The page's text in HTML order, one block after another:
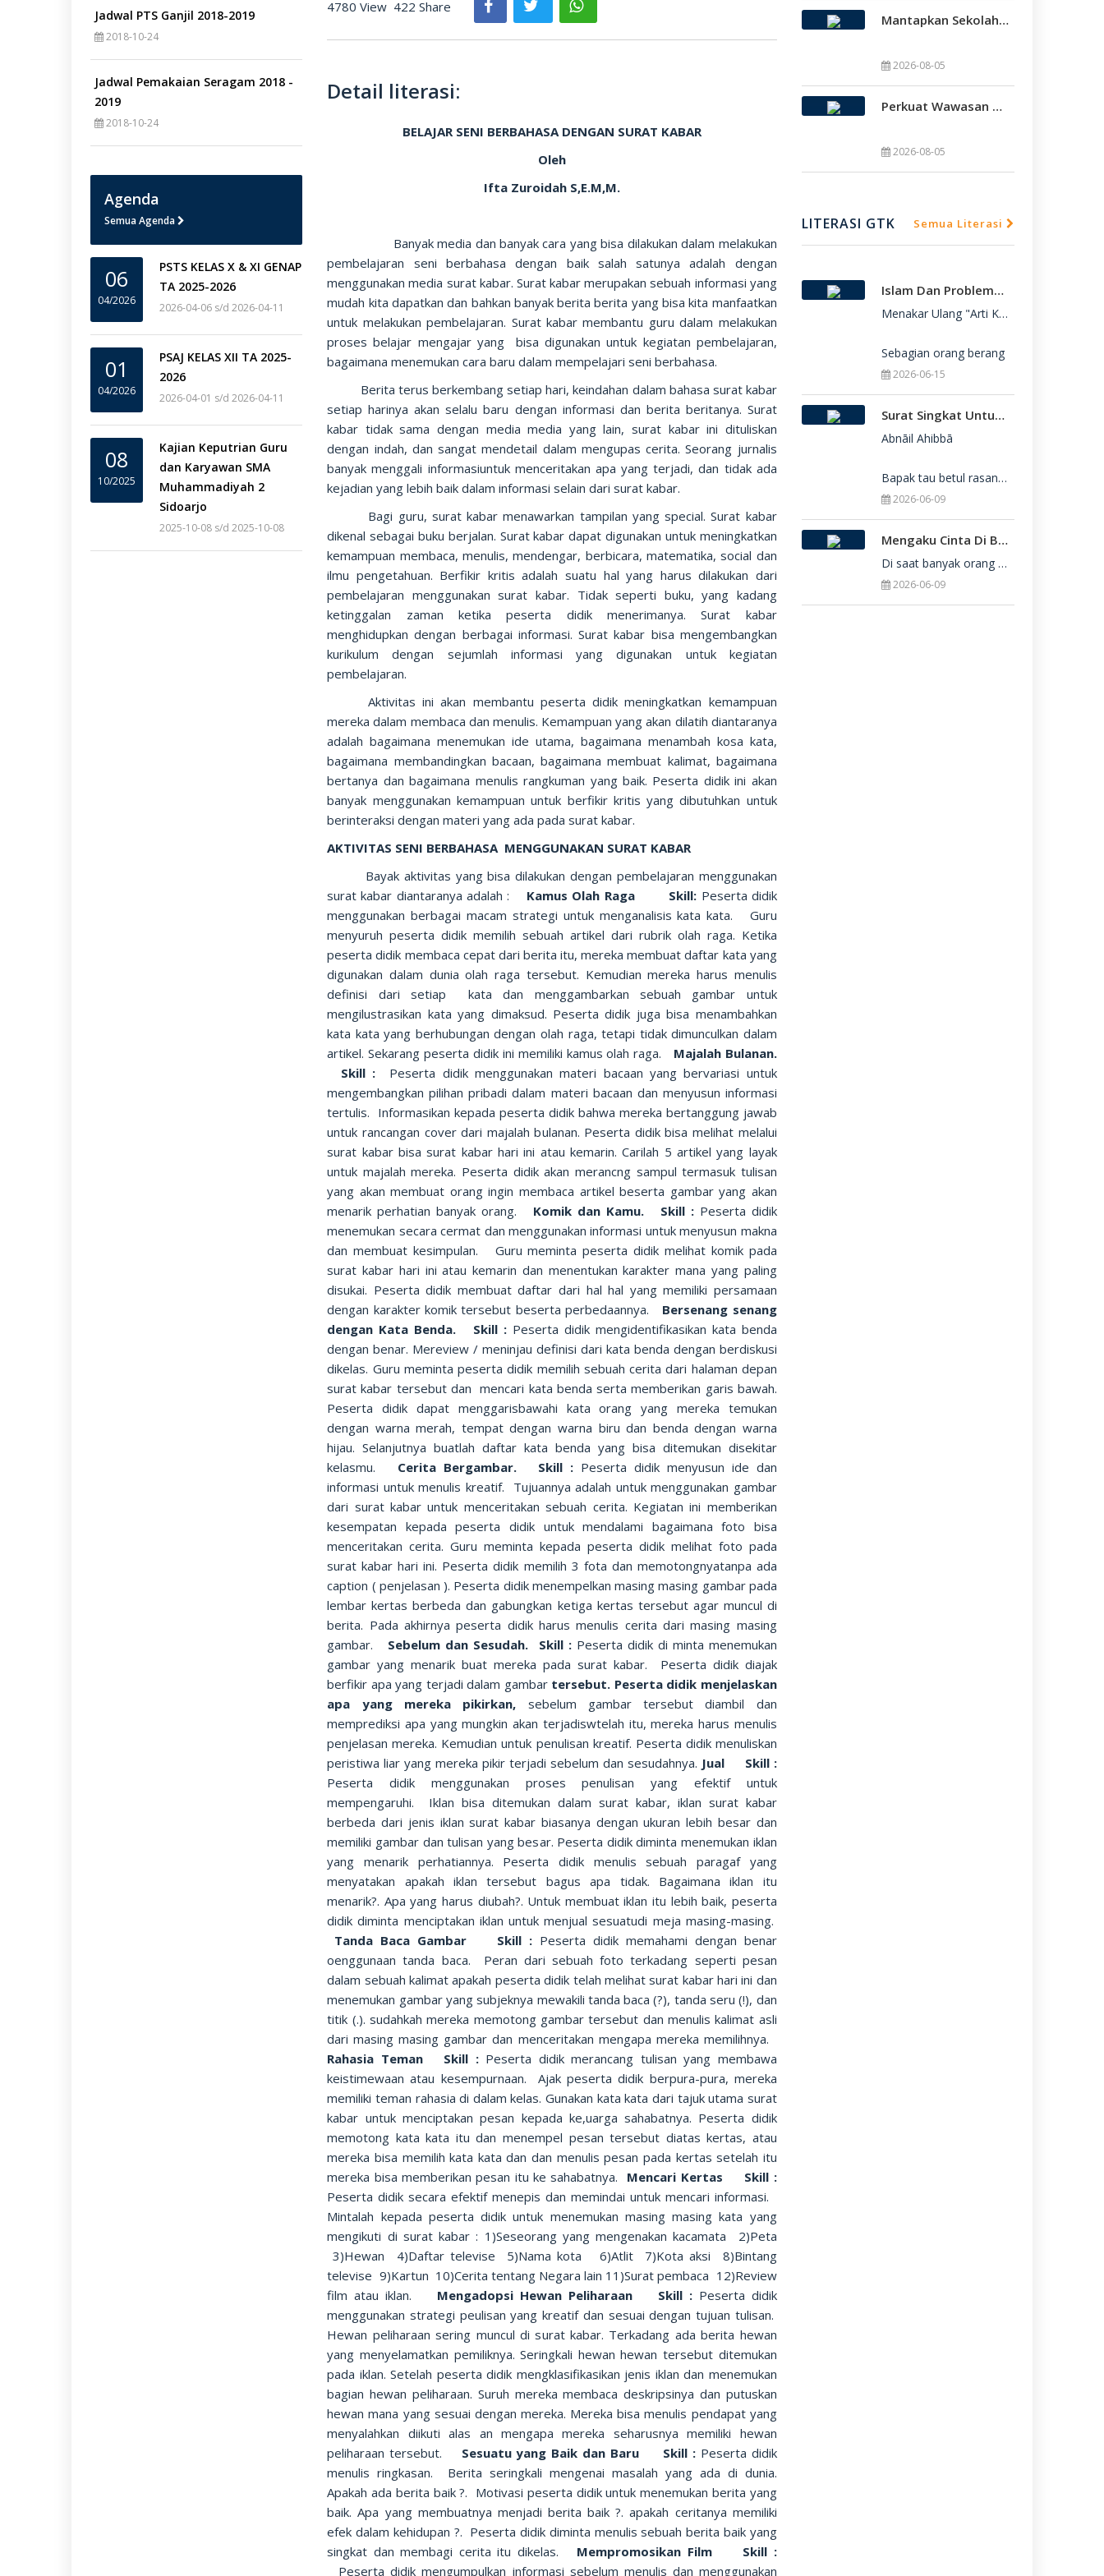
Jadwal PTS Ganjil 2018-2019
2018-10-24
Jadwal Pemakaian Seragam 2018 -
2019
2018-10-24
Agenda
Semua Agenda
06
04/2026
PSTS KELAS X & XI GENAP
TA 2025-2026
2026-04-06 s/d 2026-04-11
01
04/2026
PSAJ KELAS XII TA 2025-
2026
2026-04-01 s/d 2026-04-11
08
10/2025
Kajian Keputrian Guru
dan Karyawan SMA
Muhammadiyah 2
Sidoarjo
2025-10-08 s/d 2025-10-08
4780 View 422 Share
Detail literasi:
BELAJAR SENI BERBAHASA DENGAN SURAT KABAR
Oleh
Ifta Zuroidah S,E.M,M.
Banyak media dan banyak cara yang bisa dilakukan dalam melakukan
pembelajaran seni berbahasa dengan baik salah satunya adalah dengan
menggunakan media surat kabar. Surat kabar merupakan sebuah informasi yang
mudah kita dapatkan dan bahkan banyak berita berita yang bisa kita manfaatkan
untuk melakukan pembelajaran. Surat kabar membantu guru dalam melakukan
proses belajar mengajar yang bisa digunakan untuk kegiatan pembelajaran,
bagaimana menemukan cara baru dalam mempelajari seni berbahasa.
Berita terus berkembang setiap hari, keindahan dalam bahasa surat kabar
setiap harinya akan selalu baru dengan informasi dan berita beritanya. Surat
kabar tidak sama dengan media media yang lain, surat kabar ini dituliskan
dengan indah, dan sangat mendetail dalam mengupas cerita. Seorang jurnalis
banyak menggali informasiuntuk menceritakan apa yang terjadi, dan tidak ada
kejadian yang lebih baik dalam informasi selain dari surat kabar.
Bagi guru, surat kabar menawarkan tampilan yang special. Surat kabar
dikenal sebagai buku berjalan. Surat kabar dapat digunakan untuk meningkatkan
kemampuan membaca, menulis, mendengar, berbicara, matematika, social dan
ilmu pengetahuan. Berfikir kritis adalah suatu hal yang harus dilakukan dari
pembelajaran menggunakan surat kabar. Tidak seperti buku, yang kadang
ketinggalan zaman ketika peserta didik menerimanya. Surat kabar
menghidupkan dengan berbagai informasi. Surat kabar bisa mengembangkan
kurikulum dengan sejumlah informasi yang digunakan untuk kegiatan
pembelajaran.
Aktivitas ini akan membantu peserta didik meningkatkan kemampuan
mereka dalam membaca dan menulis. Kemampuan yang akan dilatih diantaranya
adalah bagaimana menemukan ide utama, bagaimana menambah kosa kata,
bagaimana membandingkan bacaan, bagaimana membuat kalimat, bagaimana
bertanya dan bagaimana menulis rangkuman yang baik. Peserta didik ini akan
banyak menggunakan kemampuan untuk berfikir kritis yang dibutuhkan untuk
berinteraksi dengan materi yang ada pada surat kabar.
AKTIVITAS SENI BERBAHASA MENGGUNAKAN SURAT KABAR
Bayak aktivitas yang bisa dilakukan dengan pembelajaran menggunakan
surat kabar diantaranya adalah : Kamus Olah Raga Skill: Peserta didik
menggunakan berbagai macam strategi untuk menganalisis kata kata. Guru
menyuruh peserta didik memilih sebuah artikel dari rubrik olah raga. Ketika
peserta didik membaca cepat dari berita itu, mereka membuat daftar kata yang
digunakan dalam dunia olah raga tersebut. Kemudian mereka harus menulis
definisi dari setiap kata dan menggambarkan sebuah gambar untuk
mengilustrasikan kata yang dimaksud. Peserta didik juga bisa menambahkan
kata kata yang berhubungan dengan olah raga, tetapi tidak dimunculkan dalam
artikel. Sekarang peserta didik ini memiliki kamus olah raga. Majalah Bulanan.
Skill : Peserta didik menggunakan materi bacaan yang bervariasi untuk
mengembangkan pilihan pribadi dalam materi bacaan dan menyusun informasi
tertulis. Informasikan kepada peserta didik bahwa mereka bertanggung jawab
untuk rancangan cover dari majalah bulanan. Peserta didik bisa melihat melalui
surat kabar bisa surat kabar hari ini atau kemarin. Carilah 5 artikel yang layak
untuk majalah mereka. Peserta didik akan merancng sampul termasuk tulisan
yang akan membuat orang ingin membaca artikel beserta gambar yang akan
menarik perhatian banyak orang. Komik dan Kamu. Skill : Peserta didik
menemukan secara cermat dan menggunakan informasi untuk menyusun makna
dan membuat kesimpulan. Guru meminta peserta didik melihat komik pada
surat kabar hari ini atau kemarin dan menentukan karakter mana yang paling
disukai. Peserta didik membuat daftar dari hal hal yang memiliki persamaan
dengan karakter komik tersebut beserta perbedaannya. Bersenang senang
dengan Kata Benda. Skill : Peserta didik mengidentifikasikan kata benda
dengan benar. Mereview / meninjau definisi dari kata benda dengan berdiskusi
dikelas. Guru meminta peserta didik memilih sebuah cerita dari halaman depan
surat kabar tersebut dan mencari kata benda serta memberikan garis bawah.
Peserta didik dapat menggarisbawahi kata orang yang mereka temukan
dengan warna merah, tempat dengan warna biru dan benda dengan warna
hijau. Selanjutnya buatlah daftar kata benda yang bisa ditemukan disekitar
kelasmu. Cerita Bergambar. Skill : Peserta didik menyusun ide dan
informasi untuk menulis kreatif. Tujuannya adalah untuk menggunakan gambar
dari surat kabar untuk menceritakan sebuah cerita. Kegiatan ini memberikan
kesempatan kepada peserta didik untuk mendalami bagaimana foto bisa
menceritakan cerita. Guru meminta kepada peserta didik melihat foto pada
surat kabar hari ini. Peserta didik memilih 3 fota dan memotongnyatanpa ada
caption ( penjelasan ). Peserta didik menempelkan masing masing gambar pada
lembar kertas berbeda dan gabungkan ketiga kertas tersebut agar muncul di
berita. Pada akhirnya peserta didik harus menulis cerita dari masing masing
gambar. Sebelum dan Sesudah. Skill : Peserta didik di minta menemukan
gambar yang menarik buat mereka pada surat kabar. Peserta didik diajak
berfikir apa yang terjadi dalam gambar tersebut. Peserta didik menjelaskan
apa yang mereka pikirkan, sebelum gambar tersebut diambil dan
memprediksi apa yang mungkin akan terjadiswtelah itu, mereka harus menulis
penjelasan mereka. Kemudian untuk penulisan kreatif. Peserta didik menuliskan
peristiwa liar yang mereka pikir terjadi sebelum dan sesudahnya. Jual Skill :
Peserta didik menggunakan proses penulisan yang efektif untuk
mempengaruhi. Iklan bisa ditemukan dalam surat kabar, iklan surat kabar
berbeda dari jenis iklan surat kabar biasanya dengan ukuran lebih besar dan
memiliki gambar dan tulisan yang besar. Peserta didik diminta menemukan iklan
yang menarik perhatiannya. Peserta didik menulis sebuah paragaf yang
menyatakan apakah iklan tersebut bagus apa tidak. Bagaimana iklan itu
menarik?. Apa yang harus diubah?. Untuk membuat iklan itu lebih baik, peserta
didik diminta menciptakan iklan untuk menjual sesuatudi meja masing-masing.
Tanda Baca Gambar Skill :Peserta didik memahami dengan benar
oenggunaan tanda baca. Peran dari sebuah foto terkadang seperti pesan
dalam sebuah kalimat apakah peserta didik telah melihat surat kabar hari ini dan
menemukan gambar yang subjeknya mewakili tanda baca (?), tanda seru (!), dan
titik (.). sudahkah mereka memotong gambar tersebut dan menulis kalimat asli
dari masing masing gambar dan menceritakan mengapa mereka memilihnya.
Rahasia Teman Skill : Peserta didik merancang tulisan yang membawa
keistimewaan atau kesempurnaan. Ajak peserta didik berpura-pura, mereka
memiliki teman rahasia di dalam kelas. Gunakan kata kata dari tajuk utama surat
kabar untuk menciptakan pesan kepada ke,uarga sahabatnya. Peserta didik
memotong kata kata itu dan menempel pesan tersebut diatas kertas, atau
mereka bisa memilih kata kata dan dan menulis pesan pada kertas setelah itu
mereka bisa memberikan pesan itu ke sahabatnya. Mencari Kertas Skill :
Peserta didik secara efektif menepis dan memindai untuk mencari informasi.
Mintalah kepada peserta didik untuk menemukan masing masing kata yang
mengikuti di surat kabar : 1)Seseorang yang mengenakan kacamata 2)Peta
3)Hewan 4)Daftar televise 5)Nama kota 6)Atlit 7)Kota aksi 8)Bintang
televise 9)Kartun 10)Cerita tentang Negara lain 11)Surat pembaca 12)Review
film atau iklan. Mengadopsi Hewan Peliharaan Skill : Peserta didik
menggunakan strategi peulisan yang kreatif dan sesuai dengan tujuan tulisan.
Hewan peliharaan sering muncul di surat kabar. Terkadang ada berita hewan
yang menyelamatkan pemiliknya. Seringkali hewan hewan tersebut ditemukan
pada iklan. Setelah peserta didik mengklasifikasikan jenis iklan dan menemukan
bagian hewan peliharaan. Suruh mereka membaca deskripsinya dan putuskan
hewan mana yang sesuai dengan mereka. Mereka bisa menulis pendapat yang
menyalahkan diikuti alas an mengapa mereka seharusnya memiliki hewan
peliharaan tersebut. Sesuatu yang Baik dan Baru Skill : Peserta didik
menulis ringkasan.
Berita seringkali mengenai masalah yang ada di dunia.
Apakah ada berita baik ?. Motivasi peserta didik untuk menemukan berita yang
baik. Apa yang membuatnya menjadi berita baik ?. apakah ceritanya memiliki
efek dalam kehidupan ?. Peserta didik diminta menulis sebuah berita baik yang
singkat dan membagi cerita itu dikelas. Mempromosikan Film Skill :
Peserta didik mengumpulkan informasi sebelum menulis dan menggunakan
Mantapkan Sekolah Model, SMAMDA Sidoarjo Perkuat Pembelajaran Mendalam Dan KKA
2026-08-05
Perkuat Wawasan Global, SMAMDA Sidoarjo Gelar International Talk Show Bersama Mahasiswa Turki
SMAMDA.SCH.ID – SMA
2026-08-05
LITERASI GTK Semua Literasi
Islam Dan Problematika Para Pemuda
Menakar Ulang "Arti Kebebasan":
Sebagian orang berang
2026-06-15
Surat Singkat Untukmu Yang Belum Juga Diterima Di Perguruan Tinggi
Abnāil Ahibbā
Bapak tau betul rasanya berat sekali ketika dirimu belum juga diterima di Perguru
2026-06-09
Mengaku Cinta Di Balik Keterbatasan: Seni Menerima Diri Di Hadapan Ilahi
Di saat banyak orang yang serba menuntut kesempurnaan, kita sering kali terjebak dalam rasa bersalah
2026-06-09